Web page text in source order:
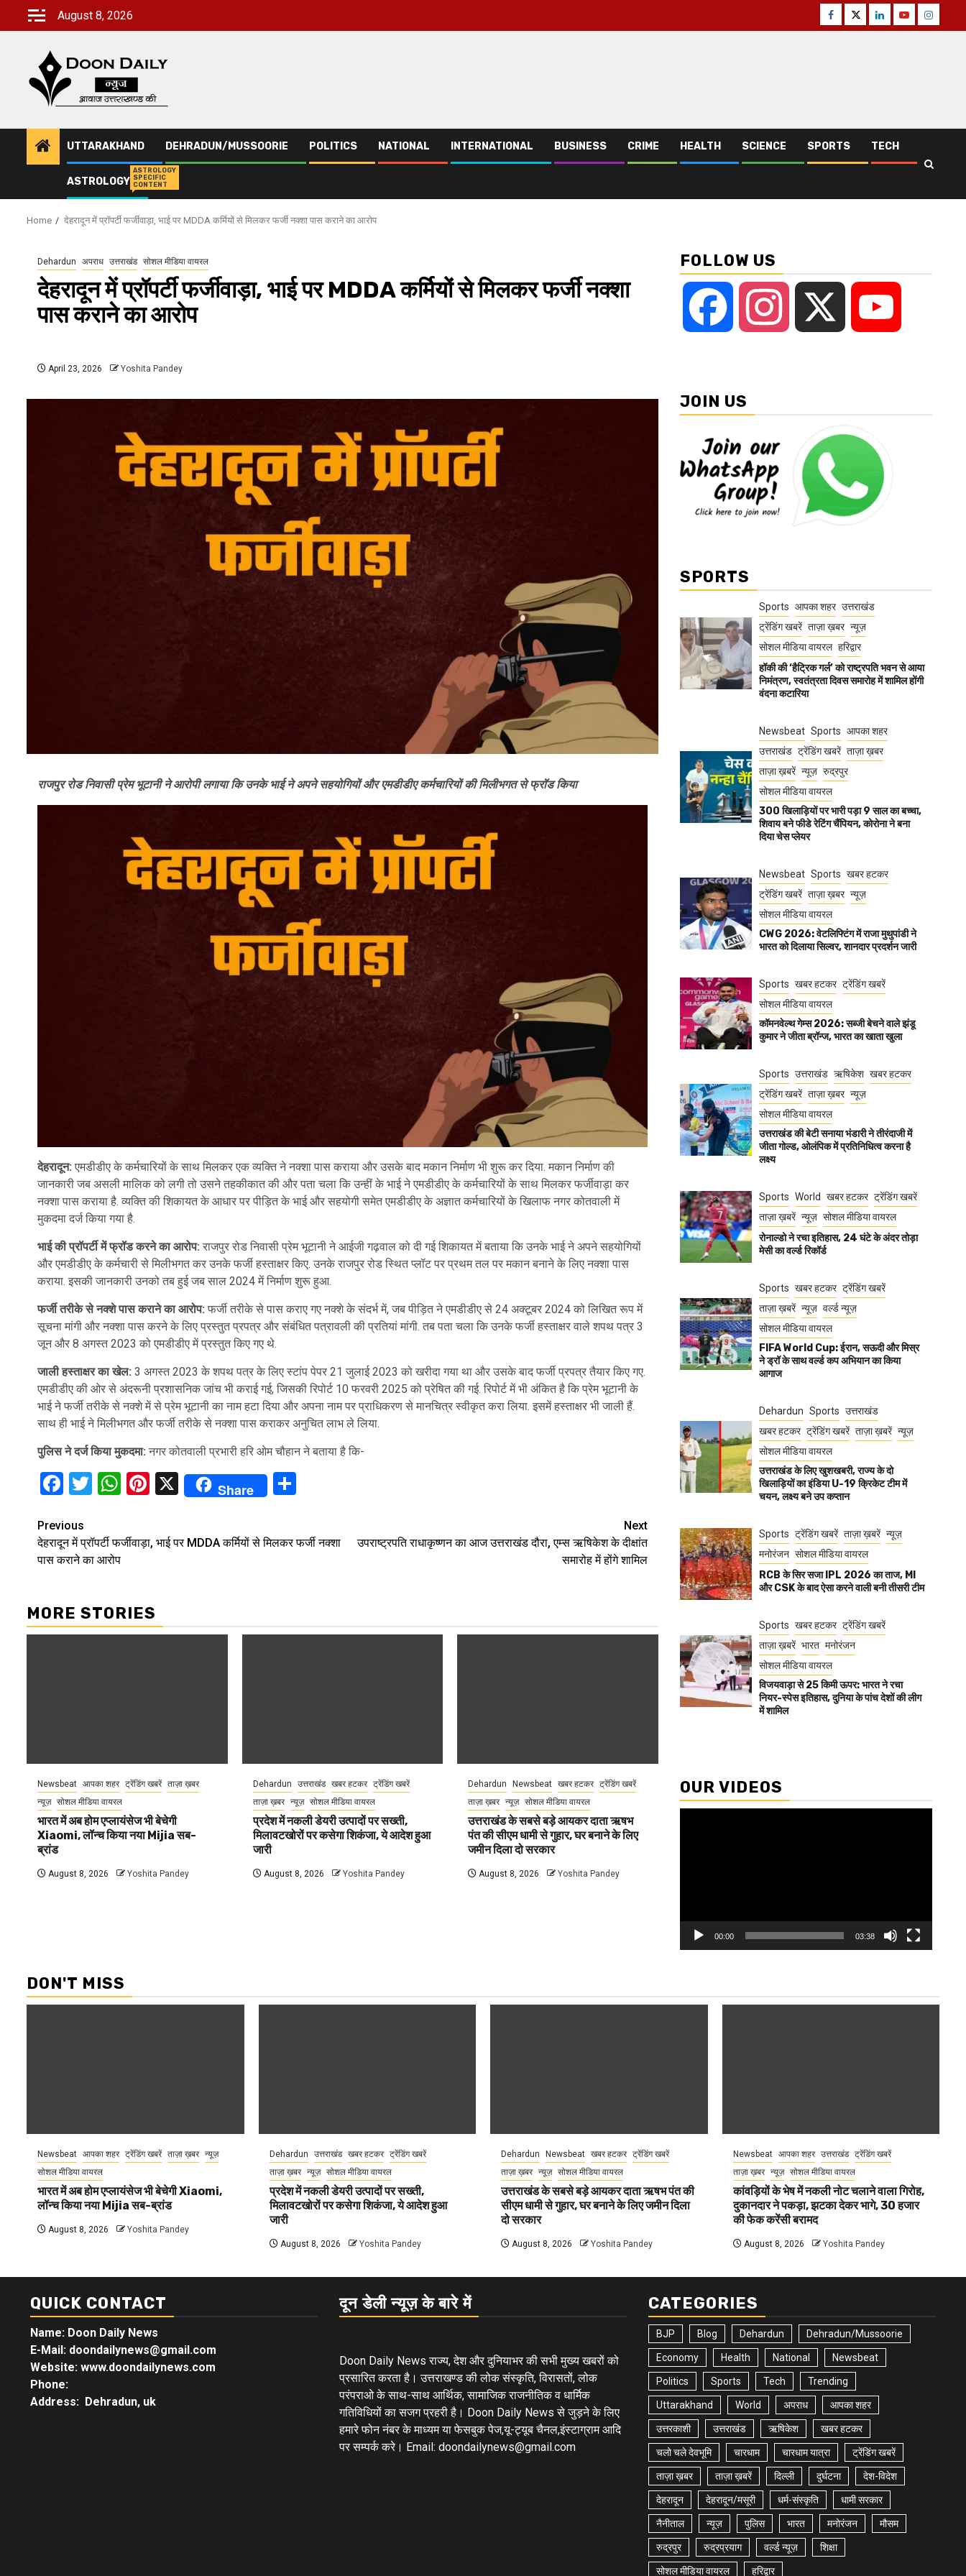
August 8, 2026 Facebook
TwitterLinkedinYoutube
UTTARAKHAND DEHRADUN/MUSSOORIE POLITICS NATIONAL INTERNATIONAL BUSINESS CRIME HEALTH SCIENCE SPORTS TECH
ASTROLOGY
ASTROLOGY
SPECIFIC
CONTENT
Home देहरादून में प्रॉपर्टी फर्जीवाड़ा, भाई पर MDDA कर्मियों से मिलकर फर्जी नक्शा पास कराने का आरोप
Dehardun अपराध उत्तराखंड सोशल मीडिया वायरल
देहरादून में प्रॉपर्टी फर्जीवाड़ा, भाई पर MDDA कर्मियों से मिलकर फर्जी नक्शा
पास कराने का आरोप
April 23, 2026 Yoshita Pandey
राजपुर रोड निवासी प्रेम भूटानी ने आरोपी लगाया कि उनके भाई ने अपने सहयोगियों और एमडीडीए कर्मचारियों की मिलीभगत से फ्रॉड किया
देहरादून: एमडीडीए के कर्मचारियों के साथ मिलकर एक व्यक्ति ने नक्शा पास कराया और उसके बाद मकान निर्माण भी शुरू कर दिया. मकान निर्माण की
जानकारी जब असली मालिक को लगी तो उसने तहकीकात की और पता चला कि उन्हीं के भाई ने एमडीडीए के कर्मचारियों के साथ मिलकर फर्जीवाड़ा कर
नक्शा पास कराया है. व्यक्ति की शिकायत के आधार पर पीड़ित के भाई और सहयोगी समेत एमडीडीए के अज्ञात कर्मचारियों के खिलाफ नगर कोतवाली में
मुकदमा दर्ज किया गया है.
भाई की प्रॉपर्टी में फ्रॉड करने का आरोप: राजपुर रोड निवासी प्रेम भूटानी ने आईजी गढ़वाल को दी गई शिकायत में बताया कि उनके भाई ने अपने सहयोगियों
और एमडीडीए के कर्मचारी से मिलीभगत कर उनके फर्जी हस्ताक्षर किए. उनके राजपुर रोड स्थित प्लॉट पर प्रथम तल पर मकान बनाने के लिए नक्शा पास
कराया. इसकी जानकारी उनको तब हुई जब साल 2024 में निर्माण शुरू हुआ.
फर्जी तरीके से नक्शे पास कराने का आरोप: फर्जी तरीके से पास कराए गए नक्शे के संदर्भ में, जब पीड़ित ने एमडीडीए से 24 अक्टूबर 2024 को लिखित रूप में
सूचना मांगी और नक्शा पास करने के लिए प्रस्तुत प्रपत्र और संबंधित पत्रावली की प्रतियां मांगी. तब पता चला कि उनके फर्जी हस्ताक्षर वाले शपथ पत्र 3
जून और 8 अगस्त 2023 को एमडीडीए में प्रस्तुत किए गए थे.
जाली हस्ताक्षर का खेल: 3 अगस्त 2023 के शपथ पत्र के लिए स्टांप पेपर 21 जुलाई 2023 को खरीदा गया था और उसके बाद फर्जी प्रपत्र तैयार किए गए.
एमडीडीए की ओर से अंदरूनी प्रशासनिक जांच भी कराई गई, जिसकी रिपोर्ट 10 फरवरी 2025 को प्रेषित की गई. रिपोर्ट में भी अंकित है कि प्रेम भूटानी के
भाई ने फर्जी तरीके से नक्शे में से प्रेम भूटानी का नाम हटा दिया और अपना नाम पर प्राधिकरण से मानचित्र स्वीकृत करा लिया. इसमें हस्ताक्षर भी जाली हैं.
साथ ही भाई ने मिलीभगत और फर्जी तरीके से नक्शा पास कराकर अनुचित लाभ ले लिया.
पुलिस ने दर्ज किया मुकदमा: नगर कोतवाली प्रभारी हरि ओम चौहान ने बताया है कि-
Facebook
Twitter
WhatsApp
Pinterest
X Share
Continue
Reading
Previous
देहरादून में प्रॉपर्टी फर्जीवाड़ा, भाई पर MDDA कर्मियों से मिलकर फर्जी नक्शा
पास कराने का आरोप
Next
उपराष्ट्रपति राधाकृष्णन का आज उत्तराखंड दौरा, एम्स ऋषिकेश के दीक्षांत
समारोह में होंगे शामिल
MORE STORIES
Newsbeat आपका शहर ट्रेंडिंग खबरें ताज़ा ख़बर
न्यूज़ सोशल मीडिया वायरल
भारत में अब होम एप्लायंसेज भी बेचेगी
Xiaomi, लॉन्च किया नया Mijia सब-
ब्रांड
August 8, 2026 Yoshita Pandey
Dehardun उत्तराखंड खबर हटकर ट्रेंडिंग खबरें
ताज़ा ख़बर न्यूज़ सोशल मीडिया वायरल
प्रदेश में नकली डेयरी उत्पादों पर सख्ती,
मिलावटखोरों पर कसेगा शिकंजा, ये आदेश हुआ
जारी
August 8, 2026 Yoshita Pandey
Dehardun Newsbeat खबर हटकर ट्रेंडिंग खबरें
ताज़ा ख़बर न्यूज़ सोशल मीडिया वायरल
उत्तराखंड के सबसे बड़े आयकर दाता ऋषभ
पंत की सीएम धामी से गुहार, घर बनाने के लिए
जमीन दिला दो सरकार
August 8, 2026 Yoshita Pandey
FOLLOW US
Facebook Instagram
JOIN US
SPORTS
Sports आपका शहर उत्तराखंड
ट्रेंडिंग खबरें ताज़ा ख़बर न्यूज़
सोशल मीडिया वायरल हरिद्वार
हॉकी की ‘हैट्रिक गर्ल’ को राष्ट्रपति भवन से आया
निमंत्रण, स्वतंत्रता दिवस समारोह में शामिल होंगी
वंदना कटारिया
Newsbeat Sports आपका शहर
उत्तराखंड ट्रेंडिंग खबरें ताज़ा ख़बर
ताज़ा ख़बरें न्यूज़ रुद्रपुर
सोशल मीडिया वायरल
300 खिलाड़ियों पर भारी पड़ा 9 साल का बच्चा,
शिवाय बने फीडे रेटिंग चैंपियन, कोरोना ने बना
दिया चेस प्लेयर
Newsbeat Sports खबर हटकर
ट्रेंडिंग खबरें ताज़ा ख़बर न्यूज़
सोशल मीडिया वायरल
CWG 2026: वेटलिफ्टिंग में राजा मुथुपांडी ने
भारत को दिलाया सिल्वर, शानदार प्रदर्शन जारी
Sports खबर हटकर ट्रेंडिंग खबरें
सोशल मीडिया वायरल
कॉमनवेल्थ गेम्स 2026: सब्जी बेचने वाले झंडू
कुमार ने जीता ब्रॉन्ज, भारत का खाता खुला
Sports उत्तराखंड ऋषिकेश खबर हटकर
ट्रेंडिंग खबरें ताज़ा ख़बर न्यूज़
सोशल मीडिया वायरल
उत्तराखंड की बेटी सनाया भंडारी ने तीरंदाजी में
जीता गोल्ड, ओलंपिक में प्रतिनिधित्व करना है
लक्ष्य
Sports World खबर हटकर ट्रेंडिंग खबरें
ताज़ा ख़बरें न्यूज़ सोशल मीडिया वायरल
रोनाल्डो ने रचा इतिहास, 24 घंटे के अंदर तोड़ा
मेसी का वर्ल्ड रिकॉर्ड
Sports खबर हटकर ट्रेंडिंग खबरें
ताज़ा ख़बरें न्यूज़ वर्ल्ड न्यूज़
सोशल मीडिया वायरल
FIFA World Cup: ईरान, सऊदी और मिस्र
ने ड्रॉ के साथ वर्ल्ड कप अभियान का किया
आगाज
Dehardun Sports उत्तराखंड
खबर हटकर ट्रेंडिंग खबरें ताज़ा ख़बरें न्यूज़
सोशल मीडिया वायरल
उत्तराखंड के लिए खुशखबरी, राज्य के दो
खिलाड़ियों का इंडिया U-19 क्रिकेट टीम में
चयन, लक्ष्य बने उप कप्तान
Sports ट्रेंडिंग खबरें ताज़ा ख़बरें न्यूज़
मनोरंजन सोशल मीडिया वायरल
RCB के सिर सजा IPL 2026 का ताज, MI
और CSK के बाद ऐसा करने वाली बनी तीसरी टीम
Sports खबर हटकर ट्रेंडिंग खबरें
ताज़ा ख़बरें भारत मनोरंजन
सोशल मीडिया वायरल
विजयवाड़ा से 25 किमी ऊपर: भारत ने रचा
नियर-स्पेस इतिहास, दुनिया के पांच देशों की लीग
में शामिल
OUR VIDEOS
00:00 03:38
DON'T MISS
Newsbeat आपका शहर ट्रेंडिंग खबरें ताज़ा ख़बर न्यूज़
सोशल मीडिया वायरल
भारत में अब होम एप्लायंसेज भी बेचेगी Xiaomi,
लॉन्च किया नया Mijia सब-ब्रांड
August 8, 2026 Yoshita Pandey
Dehardun उत्तराखंड खबर हटकर
ट्रेंडिंग खबरें
ताज़ा ख़बर
न्यूज़ सोशल मीडिया वायरल
प्रदेश में नकली डेयरी उत्पादों पर सख्ती,
मिलावटखोरों पर कसेगा शिकंजा, ये आदेश हुआ
जारी
August 8, 2026 Yoshita Pandey
Dehardun Newsbeat खबर हटकर ट्रेंडिंग खबरें
ताज़ा ख़बर न्यूज़ सोशल मीडिया वायरल
उत्तराखंड के सबसे बड़े आयकर दाता ऋषभ पंत की
सीएम धामी से गुहार, घर बनाने के लिए जमीन दिला
दो सरकार
August 8, 2026 Yoshita Pandey
Newsbeat आपका शहर उत्तराखंड
ट्रेंडिंग खबरें
ताज़ा ख़बर
न्यूज़ सोशल मीडिया वायरल
कांवड़ियों के भेष में नकली नोट चलाने वाला गिरोह,
दुकानदार ने पकड़ा, झटका देकर भागे, 30 हजार
की फेक करेंसी बरामद
August 8, 2026 Yoshita Pandey
QUICK CONTACT
Name: Doon Daily News
E-Mail: doondailynews@gmail.com
Website: www.doondailynews.com
Phone:
Address: Dehradun, uk
दून डेली न्यूज़ के बारे में
Doon Daily News राज्य, देश और दुनियाभर की सभी मुख्य खबरों को
प्रसारित करता है। उत्तराखण्ड की लोक संस्कृति, विरासतों, लोक
परंपराओ के साथ-साथ आर्थिक, सामाजिक राजनीतिक व धार्मिक
गतिविधियों का सजग प्रहरी है। Doon Daily News से जुड़ने के लिए
हमारे फोन नंबर के माध्यम या फेसबुक पेज,यू-ट्यूब चैनल,इंस्टाग्राम आदि
पर सम्पर्क करे। Email: doondailynews@gmail.com
CATEGORIES
BJP Blog Dehardun Dehradun/Mussoorie
Economy Health National Newsbeat
Politics Sports Tech Trending
Uttarakhand World अपराध आपका शहर
उत्तरकाशी उत्तराखंड ऋषिकेश खबर हटकर
चलो चले देवभूमि चारधाम चारधाम यात्रा ट्रेंडिंग खबरें
ताज़ा ख़बर ताज़ा ख़बरें दिल्ली दुर्घटना देश-विदेश
देहरादून देहरादून/मसूरी धर्म-संस्कृति धामी सरकार
नैनीताल न्यूज़ पुलिस भारत मनोरंजन मौसम
रुद्रपुर रुद्रप्रयाग वर्ल्ड न्यूज़ शिक्षा
सोशल मीडिया वायरल हरिद्वार